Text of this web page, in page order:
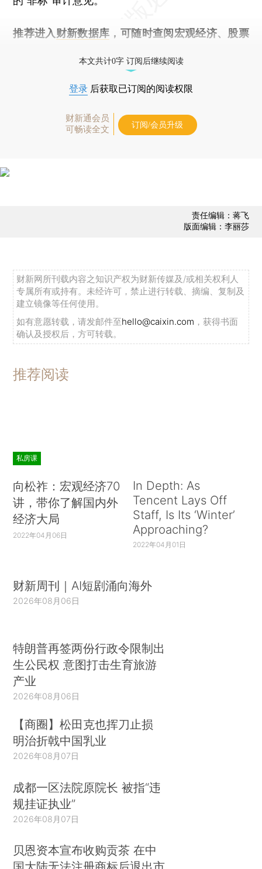
推荐进入 财新数据库 ，可随时查阅宏观经济、股票
本文共计0字 订阅后继续阅读
登录 后获取已订阅的阅读权限
财新通会员
可畅读全文
订阅/会员升级
责任编辑：蒋飞
版面编辑：李丽莎
财新网所刊载内容之知识产权为财新传媒及/或相关权利人
专属所有或持有。未经许可，禁止进行转载、摘编、复制及
建立镜像等任何使用。
如有意愿转载，请发邮件至hello@caixin.com ，获得书面
确认及授权后，方可转载。
推荐阅读
私房课
向松祚：宏观经济70
讲，带你了解国内外
经济大局
2022年04月06日
In Depth: As
Tencent Lays Off
Staff, Is Its ‘Winter’
Approaching?
2022年04月01日
财新周刊｜AI短剧涌向海外
2026年08月06日
特朗普再签两份行政令限制出
生公民权 意图打击生育旅游
产业
2026年08月06日
【商圈】松田克也挥刀止损
明治折戟中国乳业
2026年08月07日
成都一区法院原院长 被指“违
规挂证执业”
2026年08月07日
贝恩资本宣布收购贡茶 在中